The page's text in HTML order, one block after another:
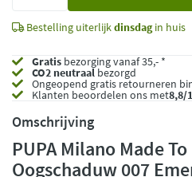
Bestelling uiterlijkdinsdagin huis
Gratis bezorging vanaf 35,- *
CO2 neutraalbezorgd
Ongeopend gratis retourneren
Klanten beoordelen ons met8,8/
Omschrijving
PUPA Milano Made
Oogschaduw 007